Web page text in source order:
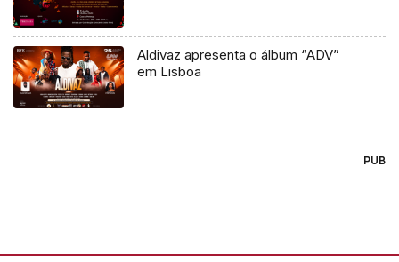
Aldivaz apresenta o álbum “ADV”
em Lisboa
PUB